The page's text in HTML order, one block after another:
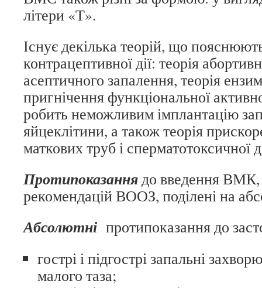
літери «Т».
Існує декілька теорій, що
контрацептивної дії: теорія
асептичного запалення, теорія
пригнічення функціональної
робить неможливим імплантацію
яйцеклітини, а також теорія
маткових труб і сперматотоксичної
Протипоказаннядо введення ВМК,
рекомендацій ВООЗ, поділені на
Абсолютні протипоказання до
гострі і підгострі запальні
малого таза;